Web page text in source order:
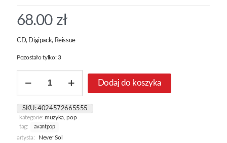
68.00 zł
CD, Digipack, Reissue
Pozostało tylko: 3
Under
Dodaj do koszyka
SKU:4024572665555
kategorie:muzyka,pop
tag:
avantpop
artysta:
Never Sol